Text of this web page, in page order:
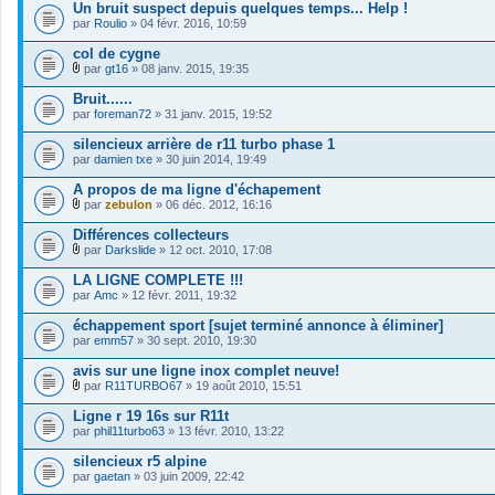
i
n
t
(
s
)
Un bruit suspect depuis quelques temps... Help !
par Roulio » 04 févr. 2016, 10:59
col de cygne
F
i
c
h
i
e
r
s
)
o
i
n
t
(
s
par gt16 » 08 janv. 2015, 19:35
Bruit......
par foreman72 » 31 janv. 2015, 19:52
silencieux arrière de r11 turbo phase 1
par damien txe » 30 juin 2014, 19:49
A propos de ma ligne d'échapement
F
i
c
h
i
e
r
s
)
j
o
i
n
t
(
s
par zebulon » 06 déc. 2012, 16:16
Différences collecteurs
F
c
h
i
e
r
s
)
o
i
n
t
(
s
par Darkslide » 12 oct. 2010, 17:08
LA LIGNE COMPLETE !!!
par Amc » 12 févr. 2011, 19:32
échappement sport [sujet terminé annonce à éliminer]
par emm57 » 30 sept. 2010, 19:30
avis sur une ligne inox complet neuve!
F
i
c
h
i
e
r
par R11TURBO67 » 19 août 2010, 15:51
Ligne r 19 16s sur R11t
par phil11turbo63 » 13 févr. 2010, 13:22
silencieux r5 alpine
par gaetan » 03 juin 2009, 22:42